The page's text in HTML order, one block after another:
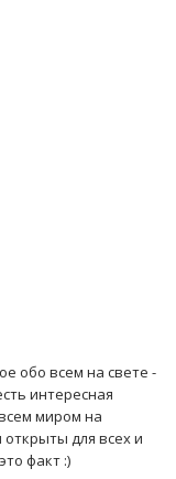
обо всем на свете -
интересная
миром на
для всех и
факт :)